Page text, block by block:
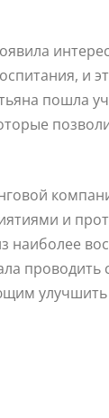
и
пошла
и
улучшить